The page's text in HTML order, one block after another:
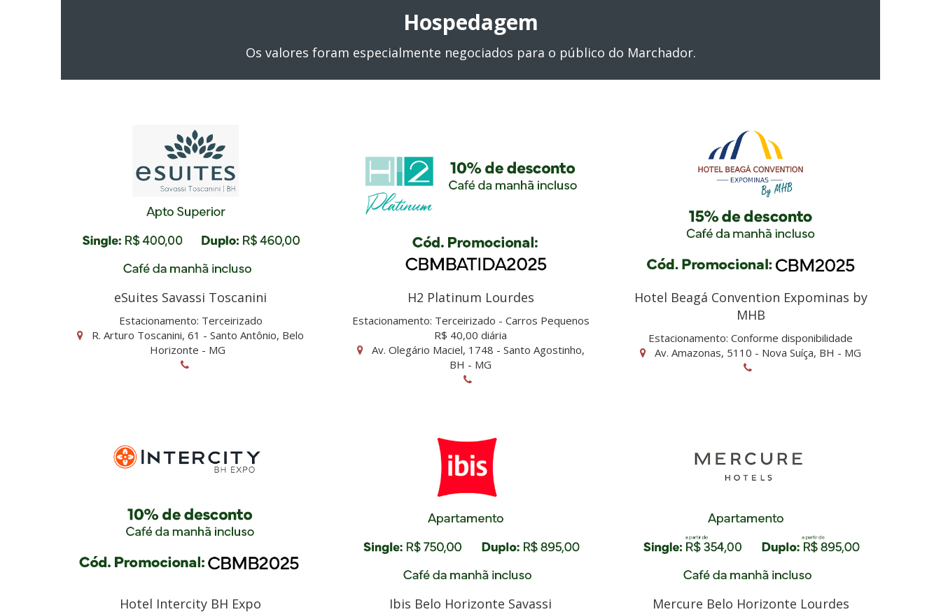
Hospedagem
Os valores foram especialmente negociados para o público do Marchador.
eSuites Savassi Toscanini
Estacionamento: Terceirizado
R. Arturo Toscanini, 61 - Santo Antônio, Belo
Horizonte - MG
H2 Platinum Lourdes
Estacionamento: Terceirizado - Carros Pequenos
R$ 40,00 diária
Av. Olegário Maciel, 1748 - Santo Agostinho,
BH - MG
Hotel Beagá Convention Expominas by
MHB
Estacionamento: Conforme disponibilidade
Av. Amazonas, 5110 - Nova Suíça, BH - MG
Hotel Intercity BH Expo Ibis Belo Horizonte Savassi Mercure Belo Horizonte Lourdes